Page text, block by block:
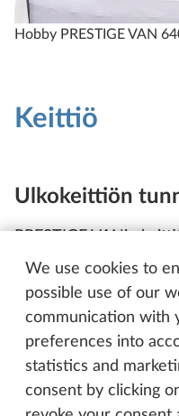
We use cookies to
possible use of our
communication with
preferences into
statistics and
consent by clicking
Hobby PRESTIGE VAN
Keittiö
Ulkokeittiön
PRESTIGE VANin
käytännöllisen liesi-
työskentelyalueen ja
yhdistelmä tekee
äärimmäisen
kokkaaminenkin
ulkoilmassa.
liukuoven kokoinen